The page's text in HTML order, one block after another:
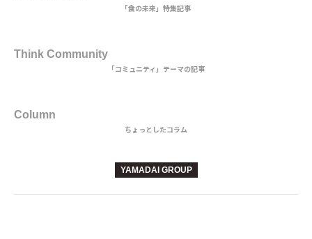
「食の未来」特集記事
Think Community
「コミュニティ」テーマの記事
Column
ちょっとしたコラム
YAMADAI GROUP